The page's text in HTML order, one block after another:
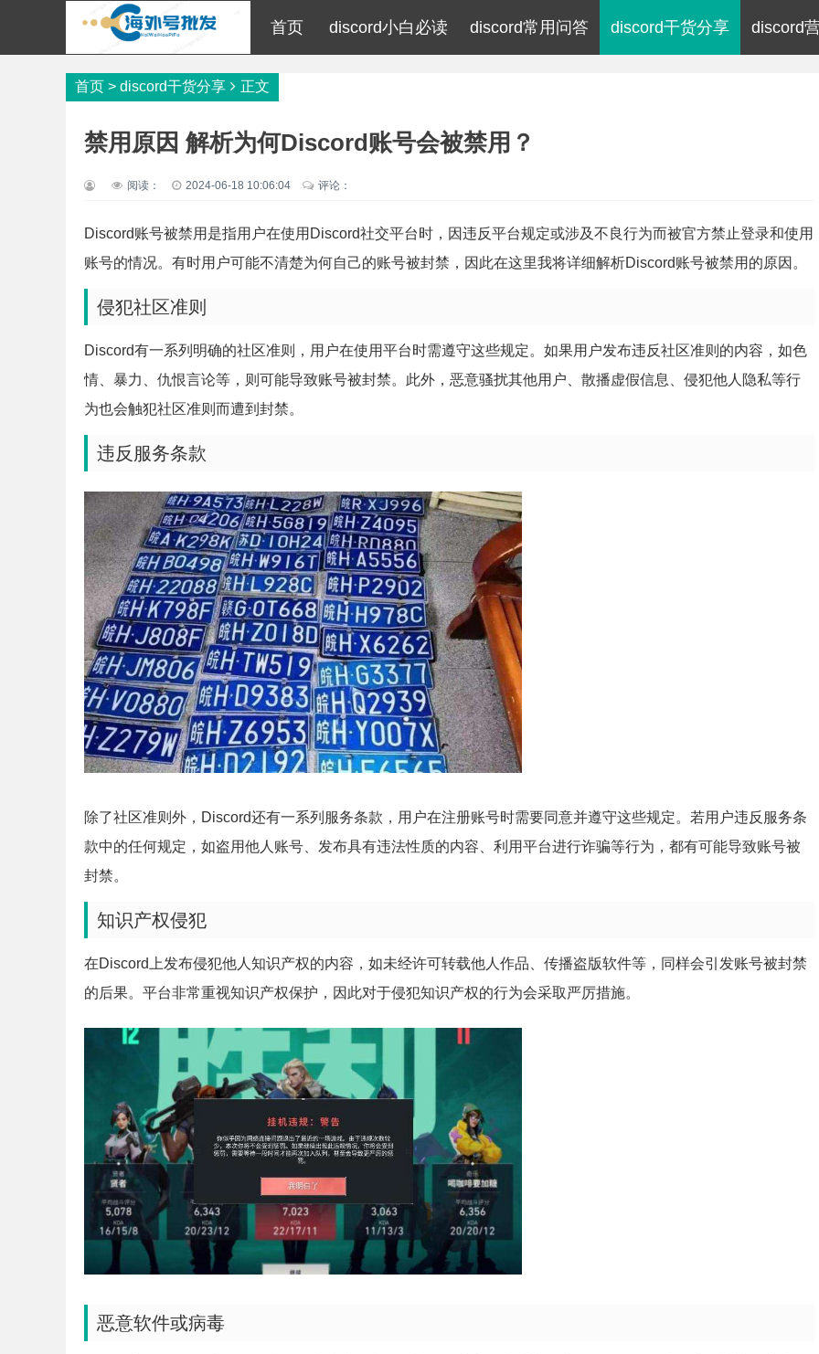
首页 discord小白必读 discord常用问答 discord干货分享 discord
首页 > discord干货分享 正文
禁用原因 解析为何Discord账号会被禁用？
阅读： 2024-06-18 10:06:04 评论：
Discord账号被禁用是指用户在使用Discord社交平台时，因违反平台规定或涉及不良行为而被官方禁止登录和使用
账号的情况。有时用户可能不清楚为何自己的账号被封禁，因此在这里我将详细解析Discord账号被禁用的原因。
侵犯社区准则
Discord有一系列明确的社区准则，用户在使用平台时需遵守这些规定。如果用户发布违反社区准则的内容，如色
情、暴力、仇恨言论等，则可能导致账号被封禁。此外，恶意骚扰其他用户、散播虚假信息、侵犯他人隐私等行
为也会触犯社区准则而遭到封禁。
违反服务条款
除了社区准则外，Discord还有一系列服务条款，用户在注册账号时需要同意并遵守这些规定。若用户违反服务条
款中的任何规定，如盗用他人账号、发布具有违法性质的内容、利用平台进行诈骗等行为，都有可能导致账号被
封禁。
知识产权侵犯
在Discord上发布侵犯他人知识产权的内容，如未经许可转载他人作品、传播盗版软件等，同样会引发账号被封禁
的后果。平台非常重视知识产权保护，因此对于侵犯知识产权的行为会采取严厉措施。
恶意软件或病毒